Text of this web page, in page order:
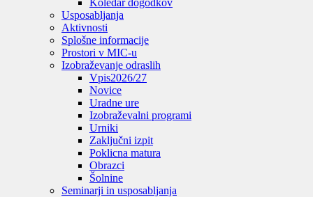
Koledar dogodkov
Usposabljanja
Aktivnosti
Splošne informacije
Prostori v MIC-u
Izobraževanje odraslih
Vpis2026/27
Novice
Uradne ure
Izobraževalni programi
Urniki
Zaključni izpit
Poklicna matura
Obrazci
Šolnine
Seminarji in usposabljanja